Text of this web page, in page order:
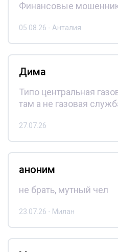
Финансовые
05.08.26 - Анталия
Дима
Типо центральная
там а не газовая
27.07.26
аноним
не брать, мутный чел
23.07.26 - Милан